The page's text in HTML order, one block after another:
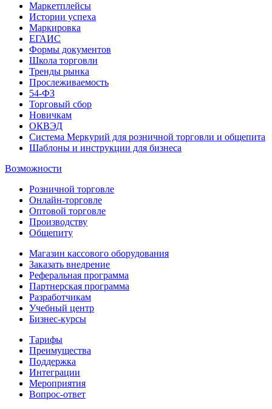
Маркетплейсы
Истории успеха
Маркировка
ЕГАИС
Формы документов
Школа торговли
Тренды рынка
Прослеживаемость
54-ФЗ
Торговый сбор
Новичкам
ОКВЭД
Система Меркурий для розничной торговли и общепита
Шаблоны и инструкции для бизнеса
Возможности
Розничной торговле
Онлайн-торговле
Оптовой торговле
Производству
Общепиту
Магазин кассового оборудования
Заказать внедрение
Реферальная программа
Партнерская программа
Разработчикам
Учебный центр
Бизнес‑курсы
Тарифы
Преимущества
Поддержка
Интеграции
Мероприятия
Вопрос-ответ